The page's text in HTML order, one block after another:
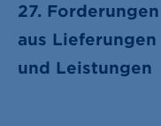
27. Forderungen
aus Lieferungen
und Leistungen